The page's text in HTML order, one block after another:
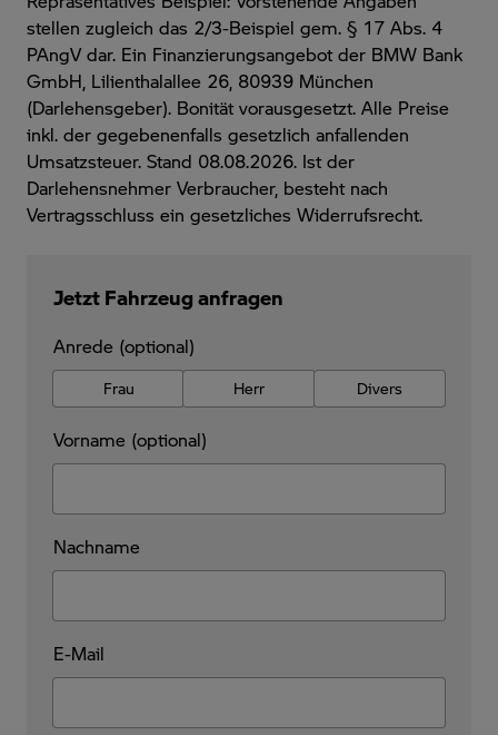
stellen zugleich das 2/3-Beispiel gem. § 17 Abs. 4
PAngV dar. Ein Finanzierungsangebot der BMW Bank
GmbH, Lilienthalallee 26, 80939 München
(Darlehensgeber). Bonität vorausgesetzt. Alle Preise
inkl. der gegebenenfalls gesetzlich anfallenden
Umsatzsteuer. Stand 08.08.2026. Ist der
Darlehensnehmer Verbraucher, besteht nach
Vertragsschluss ein gesetzliches Widerrufsrecht.
Jetzt Fahrzeug anfragen
Anrede (optional)
Frau Herr Divers
Vorname (optional)
Nachname
E-Mail